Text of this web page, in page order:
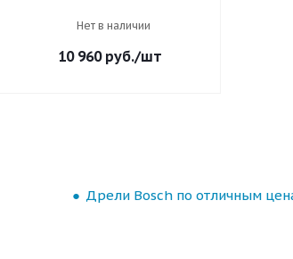
Нет в наличии
10 960руб./шт
Дрели Bosch по отличным